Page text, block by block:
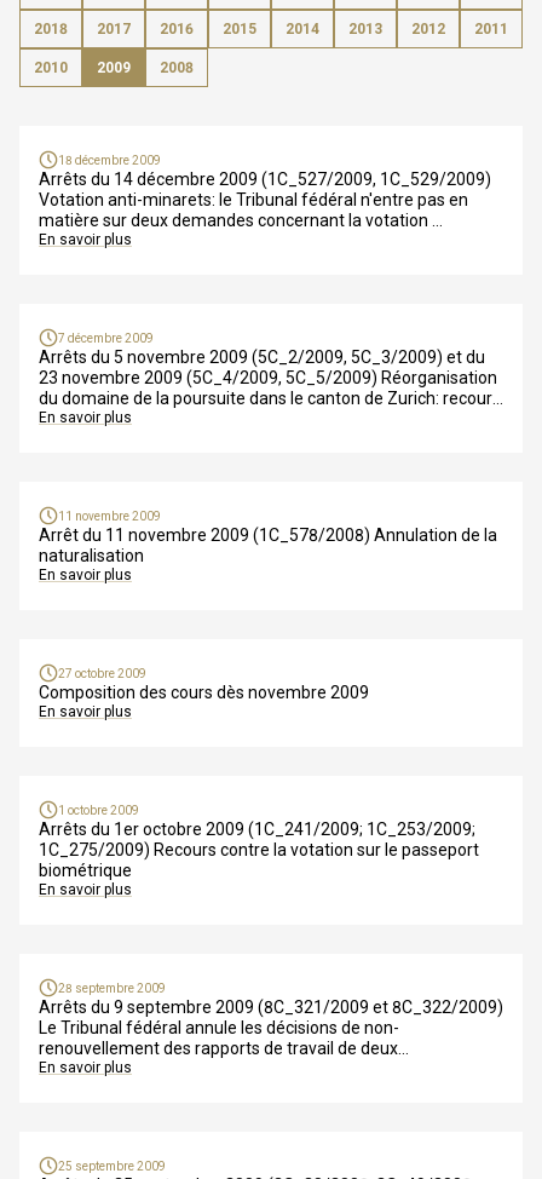
2018 2017 2016 2015 2014 2013 2012 2011
2010 2009 2008
18 décembre 2009
Arrêts du 14 décembre 2009 (1C_527/2009, 1C_529/2009)
Votation anti-minarets: le Tribunal fédéral n'entre pas en
matière sur deux demandes concernant la votation
Decisions of 14th December 2009 (1C_527/2009,
En savoir plus
7 décembre 2009
Arrêts du 5 novembre 2009 (5C_2/2009, 5C_3/2009) et du
23 novembre 2009 (5C_4/2009, 5C_5/2009) Réorganisation
du domaine de la poursuite dans le canton de Zurich: recours
rejetés
En savoir plus
11 novembre 2009
Arrêt du 11 novembre 2009 (1C_578/2008) Annulation de la
naturalisation
En savoir plus
27 octobre 2009
Composition des cours dès novembre 2009
En savoir plus
1 octobre 2009
Arrêts du 1er octobre 2009 (1C_241/2009; 1C_253/2009;
1C_275/2009) Recours contre la votation sur le passeport
biométrique
En savoir plus
28 septembre 2009
Arrêts du 9 septembre 2009 (8C_321/2009 et 8C_322/2009)
Le Tribunal fédéral annule les décisions de non-
renouvellement des rapports de travail de deux
fonctionnaires communaux
En savoir plus
25 septembre 2009